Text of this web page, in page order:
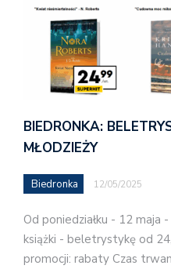
BIEDRONKA:
MŁODZIEŻY
Biedronka 12/05/2025
Od poniedziałku - 12 maja
książki - beletrystykę od
promocji: rabaty Czas